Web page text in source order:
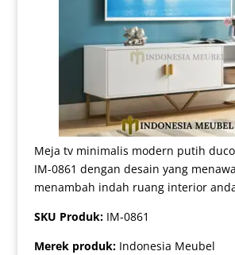
Meja tv minimalis modern putih
IM-0861 dengan desain yang
menambah indah ruang interior
SKU Produk: IM-0861
Merek produk: Indonesia Meubel